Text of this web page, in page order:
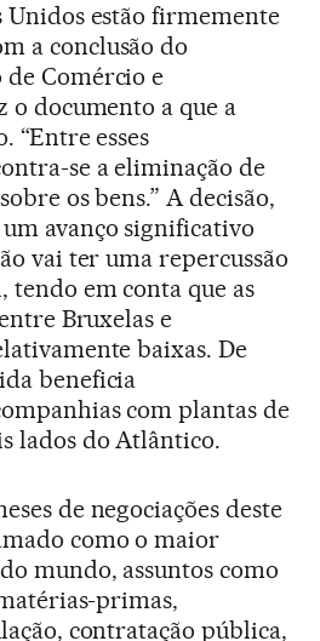
Unidos estão firmemente
a conclusão do
Comércio e
o documento a que a
“Entre esses
se a eliminação de
os bens.” A decisão,
avanço significativo
vai ter uma repercussão
tendo em conta que as
Bruxelas e
baixas. De
beneficia
com plantas de
lados do Atlântico.
de negociações deste
como o maior
mundo, assuntos como
primas,
contratação pública,